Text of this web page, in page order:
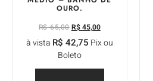
OURO.
R$65,00R$45,00
à vista R$ 42,75 Pix ou
Boleto